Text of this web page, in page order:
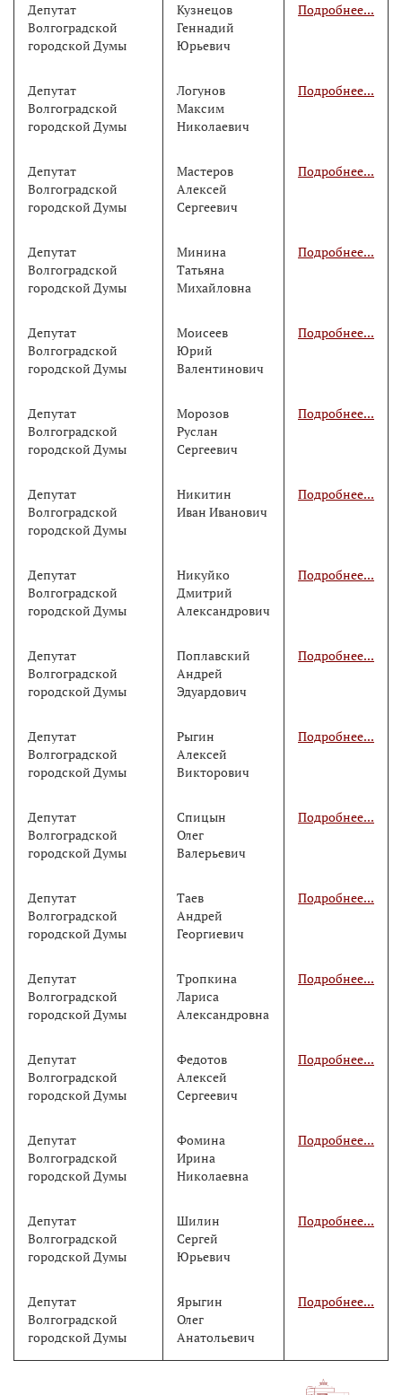
Депутат
Волгоградской
городской Думы
Кузнецов
Геннадий
Юрьевич
Подробнее...
Депутат
Волгоградской
городской Думы
Логунов
Максим
Николаевич
Подробнее...
Депутат
Волгоградской
городской Думы
Мастеров
Алексей
Сергеевич
Подробнее...
Депутат
Волгоградской
городской Думы
Минина
Татьяна
Михайловна
Подробнее...
Депутат
Волгоградской
городской Думы
Моисеев
Юрий
Валентинович
Подробнее...
Депутат
Волгоградской
городской Думы
Морозов
Руслан
Сергеевич
Подробнее...
Депутат
Волгоградской
городской Думы
Никитин
Иван Иванович
Подробнее...
Депутат
Волгоградской
городской Думы
Никуйко
Дмитрий
Александрович
Подробнее...
Депутат
Волгоградской
городской Думы
Поплавский
Андрей
Эдуардович
Подробнее...
Депутат
Волгоградской
городской Думы
Рыгин
Алексей
Викторович
Подробнее...
Депутат
Волгоградской
городской Думы
Спицын
Олег
Валерьевич
Подробнее...
Депутат
Волгоградской
городской Думы
Таев
Андрей
Георгиевич
Подробнее...
Депутат
Волгоградской
городской Думы
Тропкина
Лариса
Александровна
Подробнее...
Депутат
Волгоградской
городской Думы
Федотов
Алексей
Сергеевич
Подробнее...
Депутат
Волгоградской
городской Думы
Фомина
Ирина
Николаевна
Подробнее...
Депутат
Волгоградской
городской Думы
Шилин
Сергей
Юрьевич
Подробнее...
Депутат
Волгоградской
городской Думы
Ярыгин
Олег
Анатольевич
Подробнее...